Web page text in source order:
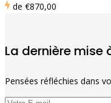
de €870,00
La dernière mise
Pensées réfléchies dans